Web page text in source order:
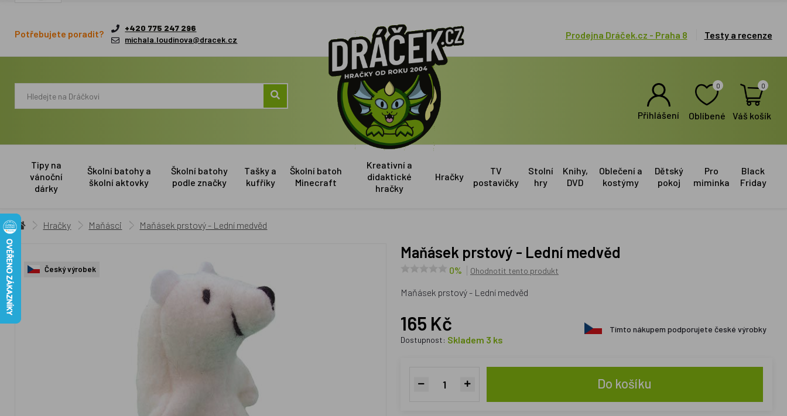
Potřebujete poradit?
+420 775 247 296
michala.loudinova@dracek.cz
Prodejna Dráček.cz - Praha 8 Testy a recenze
Přihlášení
0
Oblíbené
0
Váš košík
Tipy na
vánoční
dárky
Školní batohy a
školní aktovky
Školní batohy
podle značky
Tašky a
kufříky
Školní batoh
Minecraft
Kreativní a
didaktické
hračky
Hračky
TV
postavičky
Stolní
hry
Knihy,
DVD
Oblečení a
kostýmy
Dětský
pokoj
Pro
miminka
Black
Friday
Hračky Maňásci Maňásek prstový - Lední medvěd
Český výrobek
Maňásek prstový - Lední medvěd
0% Ohodnotit tento produkt
Maňásek prstový - Lední medvěd
165 Kč
Dostupnost: Skladem 3 ks
Tímto nákupem podporujete české výrobky
Do košíku